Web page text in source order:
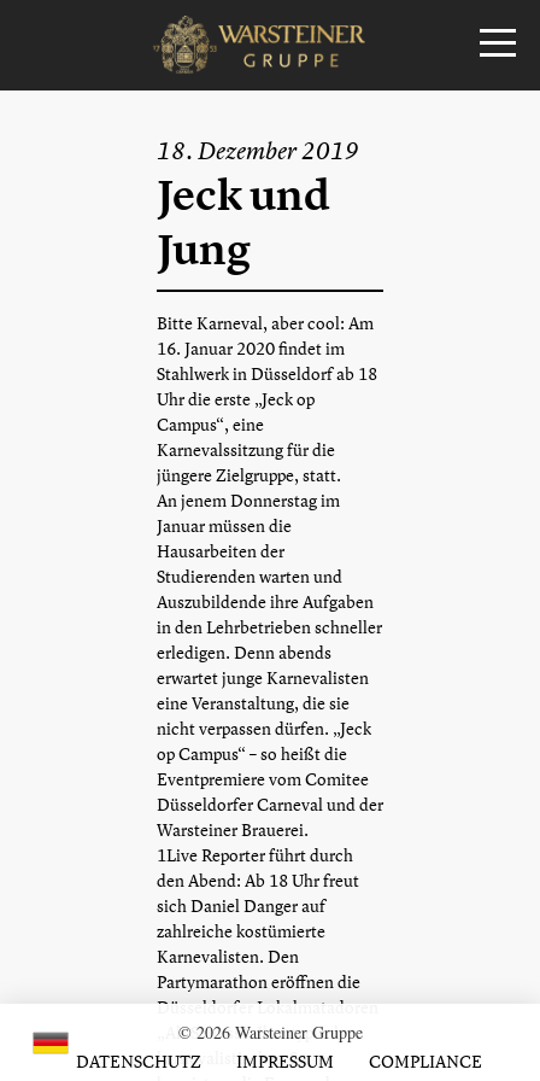
18. Dezember 2019
Jeck und
Jung
Bitte Karneval, aber cool: Am
16. Januar 2020 findet im
Stahlwerk in Düsseldorf ab 18
Uhr die erste „Jeck op
Campus“, eine
Karnevalssitzung für die
jüngere Zielgruppe, statt.
An jenem Donnerstag im
Januar müssen die
Hausarbeiten der
Studierenden warten und
Auszubildende ihre Aufgaben
in den Lehrbetrieben schneller
erledigen. Denn abends
erwartet junge Karnevalisten
eine Veranstaltung, die sie
nicht verpassen dürfen. „Jeck
op Campus“ – so heißt die
Eventpremiere vom Comitee
Düsseldorfer Carneval und der
Warsteiner Brauerei.
1Live Reporter führt durch
den Abend: Ab 18 Uhr freut
sich Daniel Danger auf
zahlreiche kostümierte
Karnevalisten. Den
Partymarathon eröffnen die
Düsseldorfer Lokalmatadoren
„Alt Schuss“. Ihre typisch
karnevalistischen Songs
© 2026 Warsteiner Gruppe
DATENSCHUTZ
IMPRESSUM COMPLIANCE